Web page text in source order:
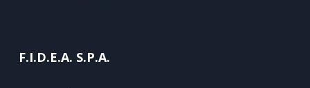
F.I.D.E.A. S.P.A.